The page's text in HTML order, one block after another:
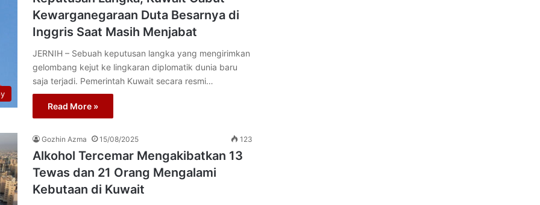
Kewarganegaraan Duta Besarnya di
Inggris Saat Masih Menjabat
JERNIH – Sebuah keputusan langka yang mengirimkan
gelombang kejut ke lingkaran diplomatik dunia baru
saja terjadi. Pemerintah Kuwait secara resmi…
Read More »
Gozhin Azma 15/08/2025 123
Alkohol Tercemar Mengakibatkan 13
Tewas dan 21 Orang Mengalami
Kebutaan di Kuwait